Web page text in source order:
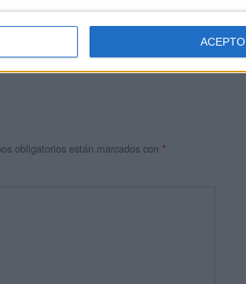
ACEPTO
personal de dos profesores Ginés y
de los contenidos que encontramos
del tiempo, que sus tareas como docentes, y
obligatorios están marcados con *